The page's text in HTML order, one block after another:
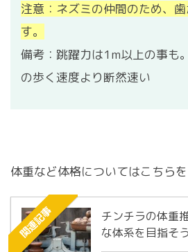
注意：ネズミの仲間のため、
す。
備考：跳躍力は1m以上の事も
の歩く速度より断然速い
体重など体格についてはこちらを
関連記事
チンチラの体重
な体系を目指そ